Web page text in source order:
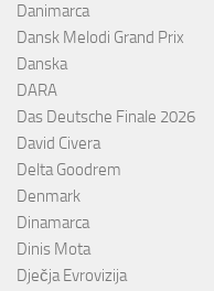
Danimarca
Dansk Melodi Grand Prix
Danska
DARA
Das Deutsche Finale 2026
David Civera
Delta Goodrem
Denmark
Dinamarca
Dinis Mota
Dječja Evrovizija